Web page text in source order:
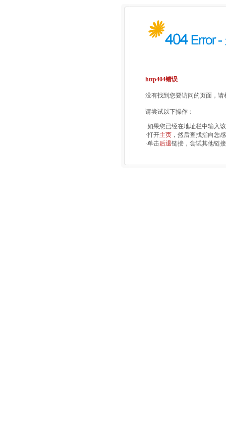
http404错误
没有找到您要访问的页面，
请尝试以下操作：
·如果您已经在地址栏中输入
·打开主页 ，然后查找指向您
·单击后退链接，尝试其他链